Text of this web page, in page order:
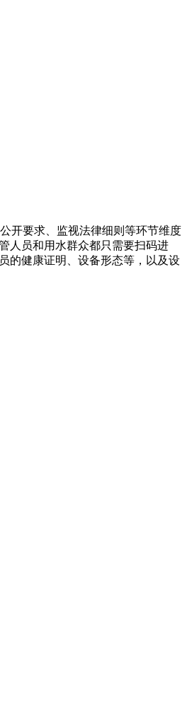
开要求、监视法律细则等环节维度
人员和用水群众都只需要扫码进
的健康证明、设备形态等，以及设